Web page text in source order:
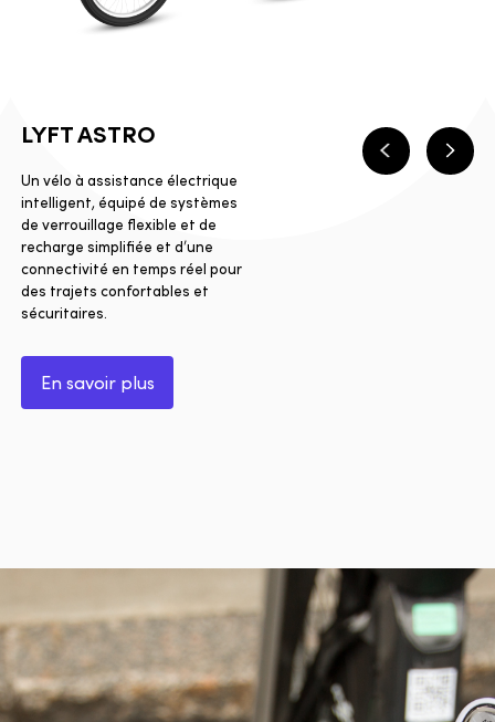
Précédent
LYFT ASTRO
Un vélo à assistance électrique
intelligent, équipé de systèmes
de verrouillage flexible et de
recharge simplifiée et d’une
connectivité en temps réel pour
des trajets confortables et
sécuritaires.
En savoir plus